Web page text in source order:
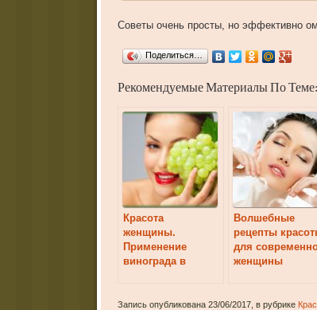
Советы очень просты, но эффективно
Поделиться…
Рекомендуемые Материалы По Теме:
Красота
женщины.
Применение
винограда в
Волшебные
рецепты
для
женщины
Запись опубликована 23/06/2017, в рубрике